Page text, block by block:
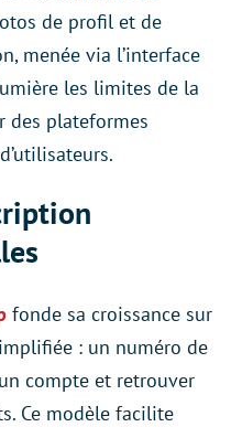
de profil et de
menée via l’interface
les limites de la
des plateformes
fonde sa croissance sur
: un numéro de
compte et retrouver
Ce modèle facilite